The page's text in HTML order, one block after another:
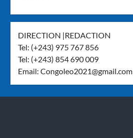
DIRECTION |REDACTION
Tel: (+243) 975 767 856
Tel: (+243) 854 690 009
Email:Congoleo2021@gmail.com